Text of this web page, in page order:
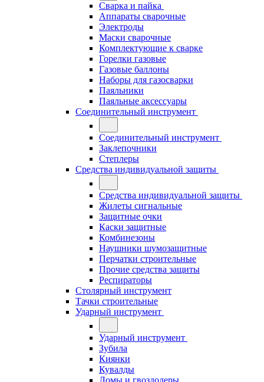
Сварка и пайка
Аппараты сварочные
Электроды
Маски сварочные
Комплектующие к сварке
Горелки газовые
Газовые баллоны
Наборы для газосварки
Паяльники
Паяльные аксессуары
Соединительный инструмент
Соединительный инструмент
Заклепочники
Степлеры
Средства индивидуальной защиты
Средства индивидуальной защиты
Жилеты сигнальные
Защитные очки
Каски защитные
Комбинезоны
Наушники шумозащитные
Перчатки строительные
Прочие средства защиты
Респираторы
Столярный инструмент
Тачки строительные
Ударный инструмент
Ударный инструмент
Зубила
Киянки
Кувалды
Ломы и гвоздодеры